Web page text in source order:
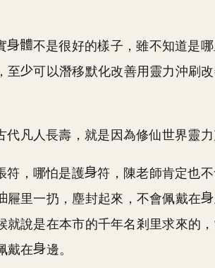
不是很好的樣子，雖不知道是哪
至 可以潛移默化改善用靈力沖刷
凡人長壽，就是因為修仙世界靈力
符，哪怕是護
符，陳老師肯定也
屜里一扔，塵封起來，不會佩戴在
就說是在本市的千年名剎里求來的
戴在
邊。